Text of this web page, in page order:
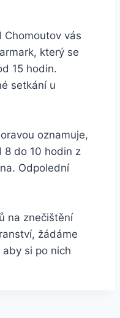
Chomoutov vás
který se
15 hodin.
setkání u
oznamuje,
8 do 10 hodin z
Odpolední
na znečištění
žádáme
si po nich